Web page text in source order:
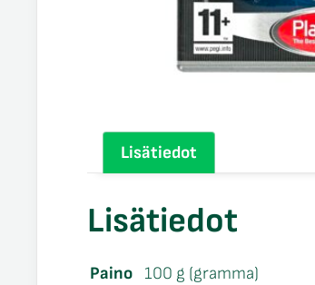
Lisätiedot
Lisätiedot
Paino 100 g (gramma)